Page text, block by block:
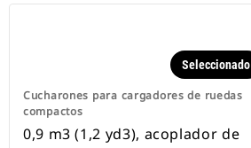
Cucharones para cargadores de ruedas
compactos
Seleccionado
0,9 m3 (1,2 yd3), acoplador de